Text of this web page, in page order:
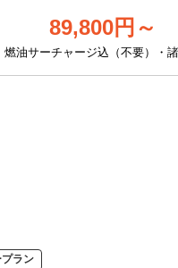
89,800円～
燃油サーチャージ込（不要）・
プラン